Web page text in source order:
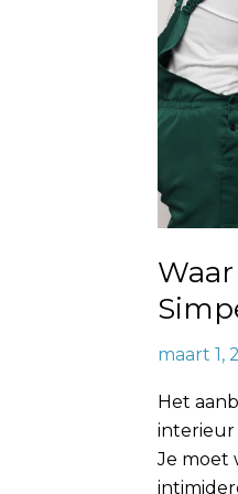
maart 1,
Het
interieur
Je moet